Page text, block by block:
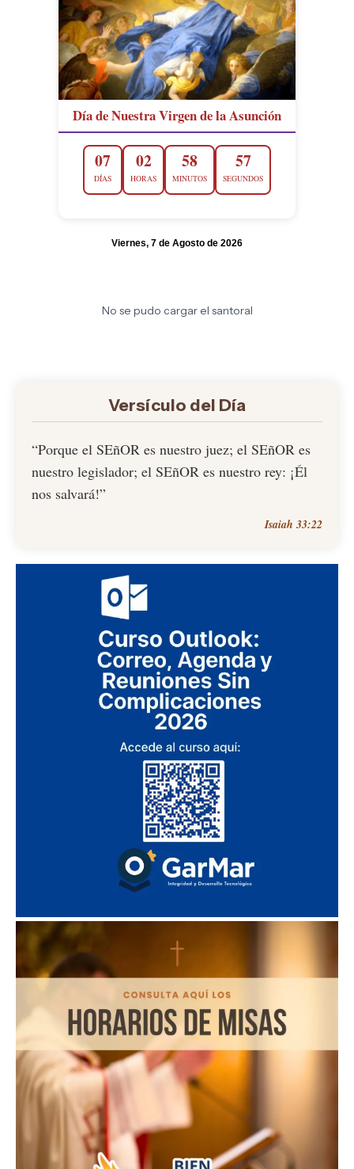
Día de Nuestra Virgen de la Asunción
07
DÍAS
02
HORAS
58
MINUTOS
56
SEGUNDOS
Viernes, 7 de Agosto de 2026
No se pudo cargar el santoral
Versículo del Día
“Porque el SEñOR es nuestro juez; el SEñOR es
nuestro legislador; el SEñOR es nuestro rey: ¡Él
nos salvará!”
Isaiah 33:22